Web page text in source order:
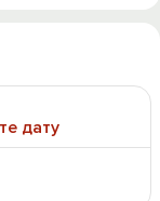
чайник,
(140 см) и
бамбуковые
дату